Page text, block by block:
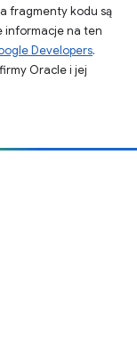
fragmenty kodu są
informacje na ten
Developers.
Oracle i jej